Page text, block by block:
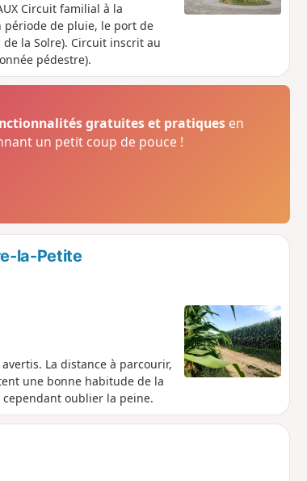
Circuit familial à la
période de pluie, le port de
la Solre). Circuit inscrit au
pédestre).
gratuites et pratiques en
un petit coup de pouce !
la-Petite
La distance à parcourir,
une bonne habitude de la
cependant oublier la peine.